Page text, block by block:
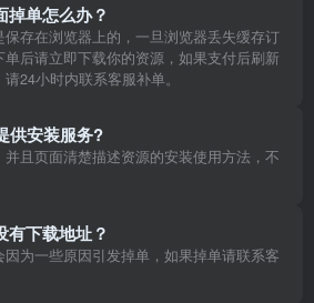
掉单怎么办？
保存在浏览器上的，一旦浏览器丢失缓存订
后请立即下载你的资源，如果支付后刷新
24小时内联系客服补单。
供安装服务?
且页面清楚描述资源的安装使用方法，不
有下载地址？
为一些原因引发掉单，如果掉单请联系客